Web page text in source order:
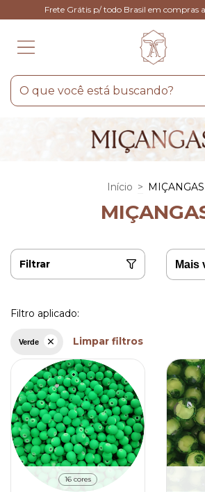
Frete Grátis p/ todo Brasil em compras
Início > MIÇANGAS
Filtrar
Filtro aplicado:
Verde Limpar filtros
16 cores